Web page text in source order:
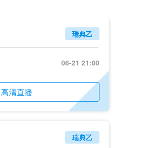
瑞典乙
06-21 21:00
高清直播
瑞典乙